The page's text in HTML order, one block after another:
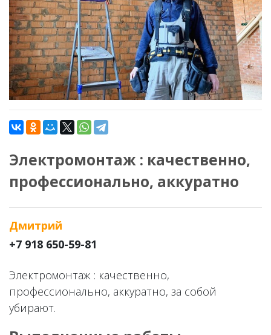
Электромонтаж : качественно,
профессионально, аккуратно
Дмитрий
+7 918 650-59-81
Электромонтаж : качественно,
профессионально, аккуратно, за собой
убирают.